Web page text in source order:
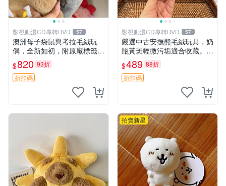
影視動漫CD專輯DVD 57
澳洲母子袋鼠與考拉毛絨玩
偶，全新如初，附原廠標籤，
手感極軟，適合贈送親朋好
友。袋鼠與考拉正版，精緻尺
寸，適合作為收藏或家飾擺
設，增添暖意。 母子、袋
$820 93折
折扣碼
影視動漫CD專輯DVD 57
嚴選中古安撫熊毛絨玩具，奶
瓶黃斑輕微污垢適合收藏。默
認兩日發貨，全國快遞隨機派
送。 成色如圖可放心購買，
輕微瑕疵和臟污不影響使用。
安撫熊 中古玩偶 毛
$489 88折
折扣碼
拍賣新星